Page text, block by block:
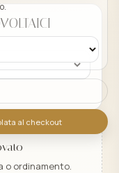
al checkout
o ordinamento.